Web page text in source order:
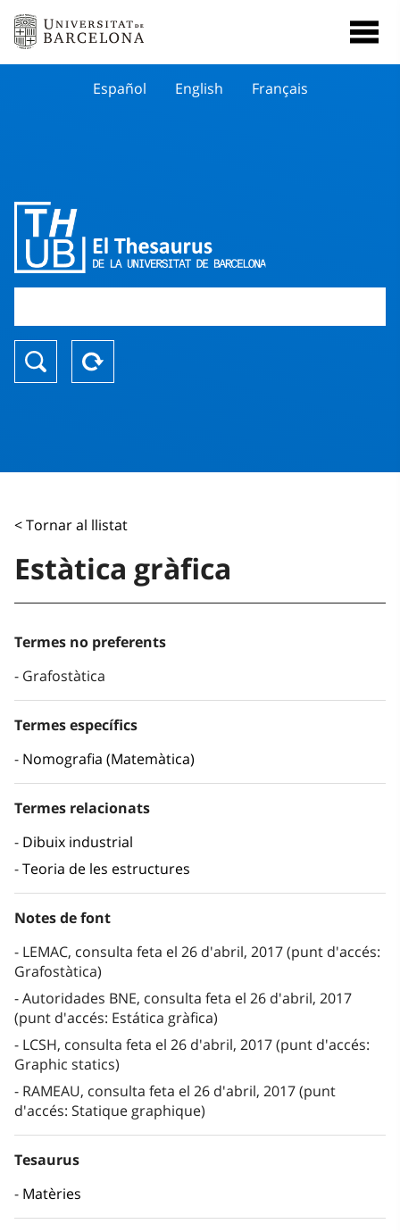
Español English Français
< Tornar al llistat
Estàtica gràfica
Termes no preferents
Grafostàtica
Termes específics
Nomografia (Matemàtica)
Termes relacionats
Dibuix industrial
Teoria de les estructures
Notes de font
LEMAC, consulta feta el 26 d'abril, 2017 (punt d'accés:
Grafostàtica)
Autoridades BNE, consulta feta el 26 d'abril, 2017
(punt d'accés: Estática gràfica)
LCSH, consulta feta el 26 d'abril, 2017 (punt d'accés:
Graphic statics)
RAMEAU, consulta feta el 26 d'abril, 2017 (punt
d'accés: Statique graphique)
Tesaurus
Matèries